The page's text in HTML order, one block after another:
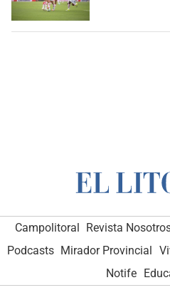
Campolitoral Revista
Podcasts Mirador Provincial
Notife